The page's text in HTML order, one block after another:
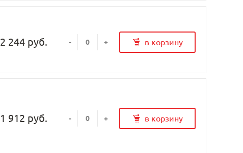
2 244 руб. - + в корзину
1 912 руб. - + в корзину